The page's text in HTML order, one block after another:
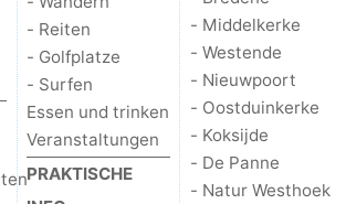
- Reiten
- Golfplatze
- Surfen
Essen und trinken
Veranstaltungen
PRAKTISCHE
- Middelkerke
- Westende
- Nieuwpoort
- Oostduinkerke
- Koksijde
- De Panne
- Natur Westhoek